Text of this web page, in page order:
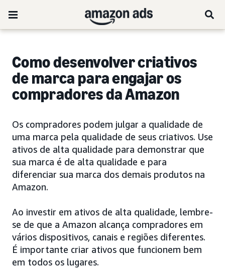
Como desenvolver criativos
de marca para engajar os
compradores da Amazon
Os compradores podem julgar a qualidade de
uma marca pela qualidade de seus criativos. Use
ativos de alta qualidade para demonstrar que
sua marca é de alta qualidade e para
diferenciar sua marca dos demais produtos na
Amazon.
Ao investir em ativos de alta qualidade, lembre-
se de que a Amazon alcança compradores em
vários dispositivos, canais e regiões diferentes.
É importante criar ativos que funcionem bem
em todos os lugares.